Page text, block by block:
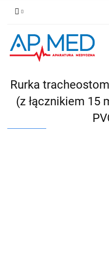
Rurka
(z łącznikiem 15